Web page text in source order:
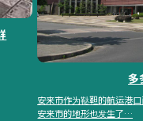
铁砂的不断开采，连 对于那些想
说， 推荐自